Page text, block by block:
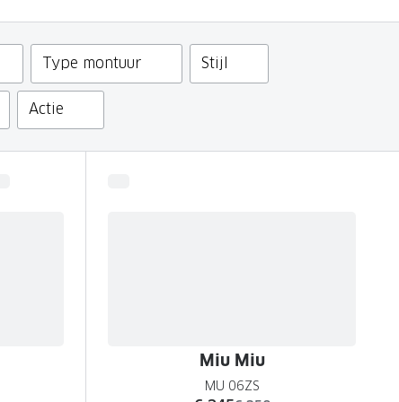
Type montuur Stijl
Actie
Miu Miu
MU 06ZS